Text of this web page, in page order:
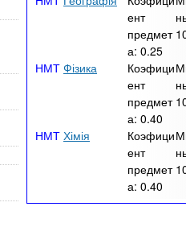
ент
предмет
а: 0.25
Фізика
Коэфици
ент
предмет
а: 0.40
Хімія
Коэфици
ент
предмет
а: 0.40